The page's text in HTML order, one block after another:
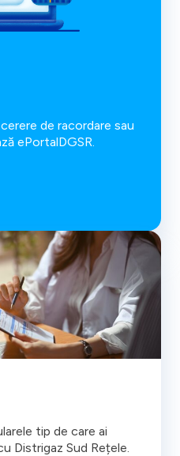
de racordare sau
ePortalDGSR.
tip de care ai
Distrigaz Sud Rețele.